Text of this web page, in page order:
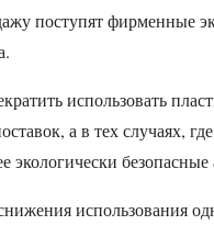
поступят фирменные
использовать
а в тех случаях,
экологически безопасные
использования